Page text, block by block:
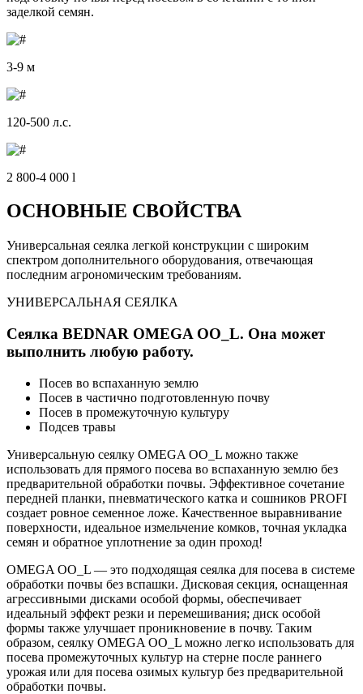
заделкой семян.
3-9 м
120-500 л.с.
2 800-4 000 l
ОСНОВНЫЕ СВОЙСТВА
Универсальная сеялка легкой конструкции с широким
спектром дополнительного оборудования, отвечающая
последним агрономическим требованиям.
УНИВЕРСАЛЬНАЯ СЕЯЛКА
Сеялка BEDNAR OMEGA OO_L. Она может
выполнить любую работу.
Посев во вспаханную землю
Посев в частично подготовленную почву
Посев в промежуточную культуру
Подсев травы
Универсальную сеялку OMEGA OO_L можно также
использовать для прямого посева во вспаханную землю без
предварительной обработки почвы. Эффективное сочетание
передней планки, пневматического катка и сошников PROFI
создает ровное семенное ложе. Качественное выравнивание
поверхности, идеальное измельчение комков, точная укладка
семян и обратное уплотнение за один проход!
OMEGA OO_L — это подходящая сеялка для посева в системе
обработки почвы без вспашки. Дисковая секция, оснащенная
агрессивными дисками особой формы, обеспечивает
идеальный эффект резки и перемешивания; диск особой
формы также улучшает проникновение в почву. Таким
образом, сеялку OMEGA OO_L можно легко использовать для
посева промежуточных культур на стерне после раннего
урожая или для посева озимых культур без предварительной
обработки почвы.